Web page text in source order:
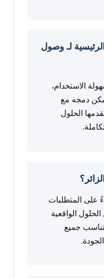
لـ وصول
الاستخدام،
دمجه مع
الحلول
على المتطلبات
الواقعية
تناسب جميع